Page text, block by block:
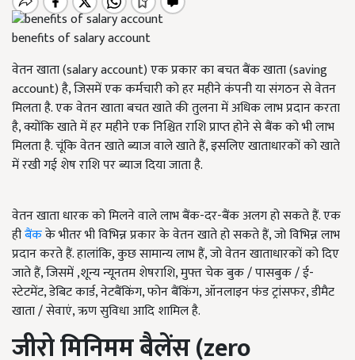
benefits of salary account
वेतन खाता (salary account) एक प्रकार का बचत बैंक खाता (saving
account) है, जिसमें एक कर्मचारी को हर महीने कंपनी या संगठन से वेतन
मिलता है. एक वेतन खाता बचत खाते की तुलना में अधिक लाभ प्रदान करता
है, क्योंकि खाते में हर महीने एक निश्चित राशि प्राप्त होने से बैंक को भी लाभ
मिलता है. चूंकि वेतन खाते ब्याज वाले खाते हैं, इसलिए खाताधारकों को खाते
में रखी गई शेष राशि पर ब्याज दिया जाता है.
वेतन खाता धारक को मिलने वाले लाभ बैंक-दर-बैंक अलग हो सकते हैं. एक
हीबैंकके भीतर भी विभिन्न प्रकार के वेतन खाते हो सकते हैं, जो विभिन्न लाभ
प्रदान करते हैं. हालांकि, कुछ सामान्य लाभ हैं, जो वेतन खाताधारकों को दिए
जाते हैं, जिसमें ,शून्य न्यूनतम शेषराशि, मुफ्त चेक बुक / पासबुक / ई-
स्टेटमेंट, डेबिट कार्ड, नेटबैंकिंग, फोन बैंकिंग, ऑनलाइन फंड ट्रांसफर, डीमैट
खाता / सेवाएं, ऋण सुविधा आदि शामिल है.
जीरो मिनिमम बैलेंस(zero